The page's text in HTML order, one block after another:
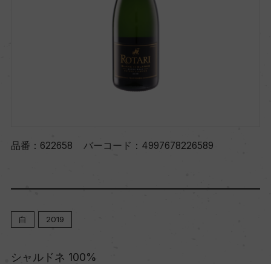
品番： 622658 バーコード： 4997678226589
白 2019
シャルドネ 100%